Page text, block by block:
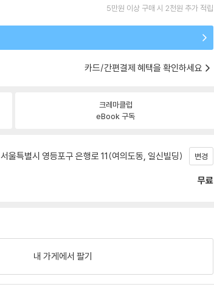
5만원 이상 구매 시 2천원 추가 적립
카드/간편결제 혜택을 확인하세요
크레마클럽
eBook 구독
서울특별시 영등포구 은행로 11(여의도동, 일신빌딩) 변경
무료
내 가게에서 팔기